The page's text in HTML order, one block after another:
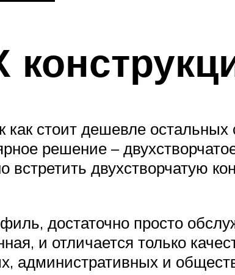
как стоит дешевле остальных
решение –
двухстворчатую
достаточно просто
и отличается только
административных и